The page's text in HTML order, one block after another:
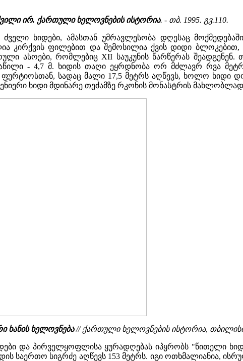
ირ. ქართული ხელოვნების ისტორია. - თბ. 1995. გვ.110.
ხიდები, ამასთან უმრავლესობა დღესაც
კირქვის ფილებით და შემოსილია ქვის დიდი
ასოები, რომლებიც XII საუკუნის წარწერას
- 4,7 მ. ხიდის თაღი ეყრდნობა ორ მძლავრ რვა
ფურტიოსთან, სადაც მალი 17,5 მეტრს აღწევს, ხოლო ხიდი
ხიდი მდინარე თეძამზე რკონის მონასტრის
ხანის ხელოვნება// ქართული ხელოვნების ისტორია, თბილისი,
და პირველყოფლისა ყურადღებას იპყრობს "წითელი
საერთო სიგრძე აღწევს 153 მეტრს. იგი ოთხმალიანია,